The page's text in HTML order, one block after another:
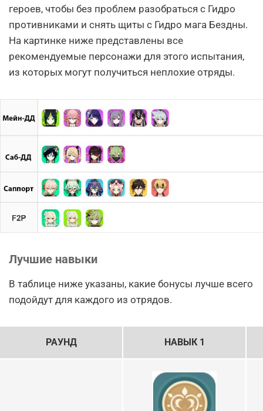
героев, чтобы без проблем разобраться с Гидро
противниками и снять щиты с Гидро мага Бездны.
На картинке ниже представлены все
рекомендуемые персонажи для этого испытания,
из которых могут получиться неплохие отряды.
Лучшие навыки
В таблице ниже указаны, какие бонусы лучше всего
подойдут для каждого из отрядов.
РАУНД НАВЫК 1